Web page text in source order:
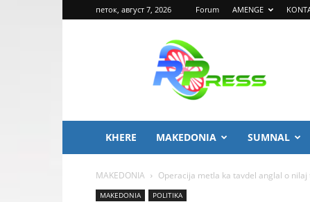
петок, август 7, 2026 Forum AMENGE
PRESS
KHERE MAKEDONIA SUMNAL
MAKEDONIA Operacija metla ka tavdel anglal o nilaj
MAKEDONIA POLITIKA